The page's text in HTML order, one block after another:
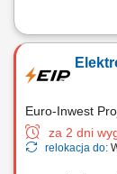
Prowadzenie
działania: cała
Euro-Inwest
za 2 dni
relokacja do: